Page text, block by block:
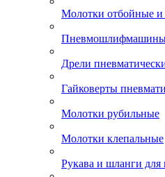
Молотки отбойные
Дрели
Гайковерты
Молотки рубильные
Молотки клепальные
Рукава и шланги для